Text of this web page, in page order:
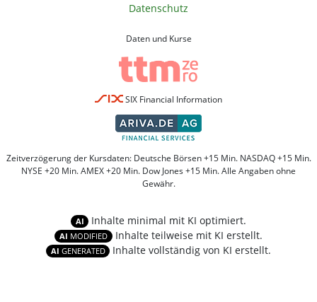
Datenschutz
Daten und Kurse
SIX Financial Information
Zeitverzögerung der Kursdaten: Deutsche Börsen +15 Min. NASDAQ +15 Min.
NYSE +20 Min. AMEX +20 Min. Dow Jones +15 Min. Alle Angaben ohne
Gewähr.
AI Inhalte minimal mit KI optimiert.
AI MODIFIED Inhalte teilweise mit KI erstellt.
AI GENERATED Inhalte vollständig von KI erstellt.